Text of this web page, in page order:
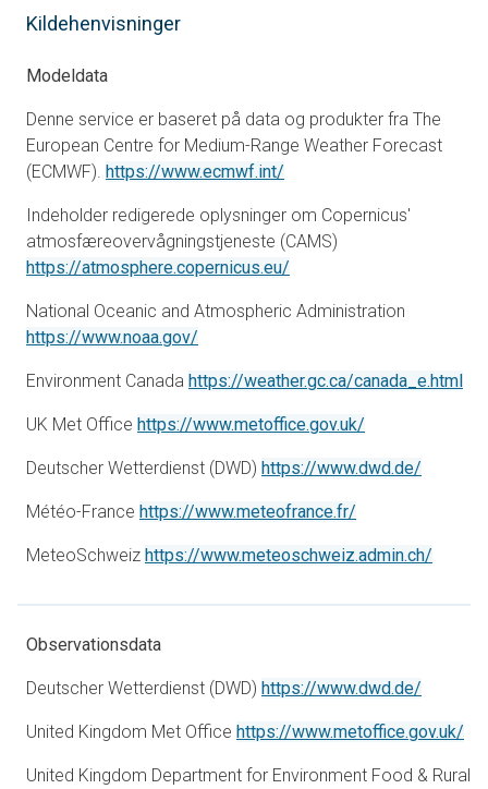
Kildehenvisninger
Modeldata
Denne service er baseret på data og produkter fra The
European Centre for Medium-Range Weather Forecast
(ECMWF). https://www.ecmwf.int/
Indeholder redigerede oplysninger om Copernicus'
atmosfæreovervågningstjeneste (CAMS)
https://atmosphere.copernicus.eu/
National Oceanic and Atmospheric Administration
https://www.noaa.gov/
Environment Canada https://weather.gc.ca/canada_e.html
UK Met Office https://www.metoffice.gov.uk/
Deutscher Wetterdienst (DWD) https://www.dwd.de/
Météo-France https://www.meteofrance.fr/
MeteoSchweiz https://www.meteoschweiz.admin.ch/
Observationsdata
Deutscher Wetterdienst (DWD) https://www.dwd.de/
United Kingdom Met Office https://www.metoffice.gov.uk/
United Kingdom Department for Environment Food & Rural